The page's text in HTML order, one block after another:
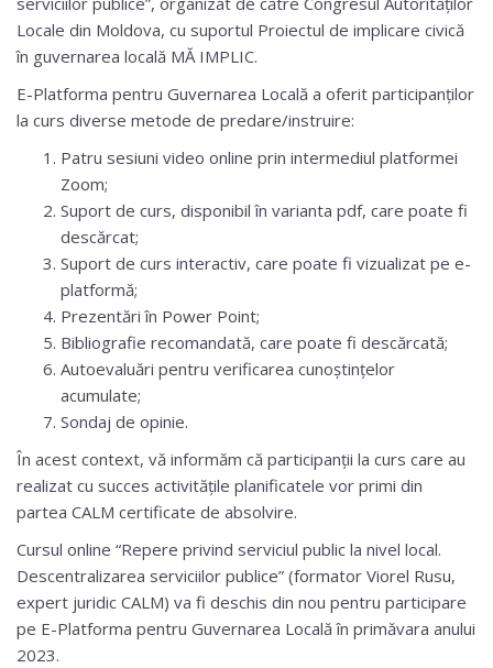
Locale din Moldova, cu suportul Proiectul de implicare civică
în guvernarea locală MĂ IMPLIC.
E-Platforma pentru Guvernarea Locală a oferit participanților
la curs diverse metode de predare/instruire:
Patru sesiuni video online prin intermediul platformei
Zoom;
Suport de curs, disponibil în varianta pdf, care poate fi
descărcat;
Suport de curs interactiv, care poate fi vizualizat pe e-
platformă;
Prezentări în Power Point;
Bibliografie recomandată, care poate fi descărcată;
Autoevaluări pentru verificarea cunoștințelor
acumulate;
Sondaj de opinie.
În acest context, vă informăm că participanții la curs care au
realizat cu succes activitățile planificatele vor primi din
partea CALM certificate de absolvire.
Cursul online “Repere privind serviciul public la nivel local.
Descentralizarea serviciilor publice” (formator Viorel Rusu,
expert juridic CALM) va fi deschis din nou pentru participare
pe E-Platforma pentru Guvernarea Locală în primăvara anului
2023.